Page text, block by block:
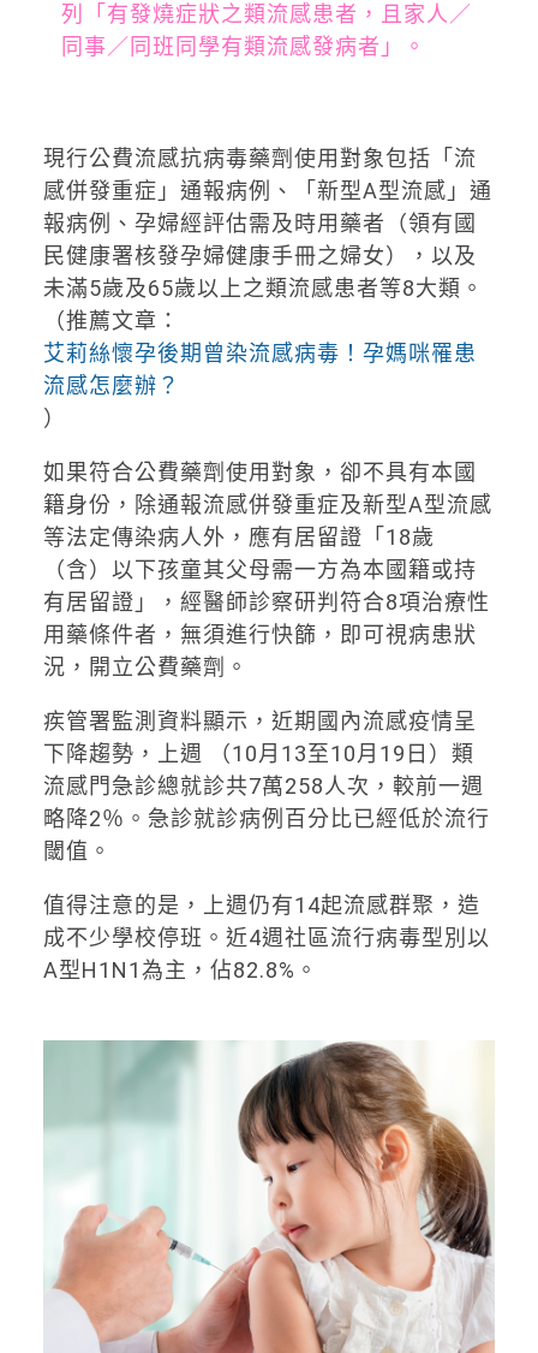
列「有發燒症狀之類流感患者，且家人／
同事／同班同學有類流感發病者」。
現行公費流感抗病毒藥劑使用對象包括「流
感併發重症」通報病例、「新型A型流感」通
報病例、孕婦經評估需及時用藥者（領有國
民健康署核發孕婦健康手冊之婦女），以及
未滿5歲及65歲以上之類流感患者等8大類。
（推薦文章：
艾莉絲懷孕後期曾染流感病毒！孕媽咪罹患
流感怎麼辦？
）
如果符合公費藥劑使用對象，卻不具有本國
籍身份，除通報流感併發重症及新型A型流感
等法定傳染病人外，應有居留證「18歲
（含）以下孩童其父母需一方為本國籍或持
有居留證」，經醫師診察研判符合8項治療性
用藥條件者，無須進行快篩，即可視病患狀
況，開立公費藥劑。
疾管署監測資料顯示，近期國內流感疫情呈
下降趨勢，上週 （10月13至10月19日）類
流感門急診總就診共7萬258人次，較前一週
略降2％。急診就診病例百分比已經低於流行
閾值。
值得注意的是，上週仍有14起流感群聚，造
成不少學校停班。近4週社區流行病毒型別以
A型H1N1為主，佔82.8%。